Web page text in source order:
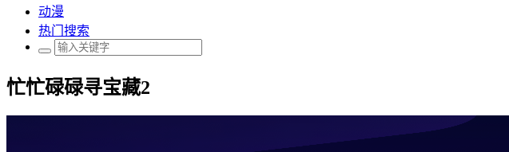
动漫
热门搜索
忙忙碌碌寻宝藏2